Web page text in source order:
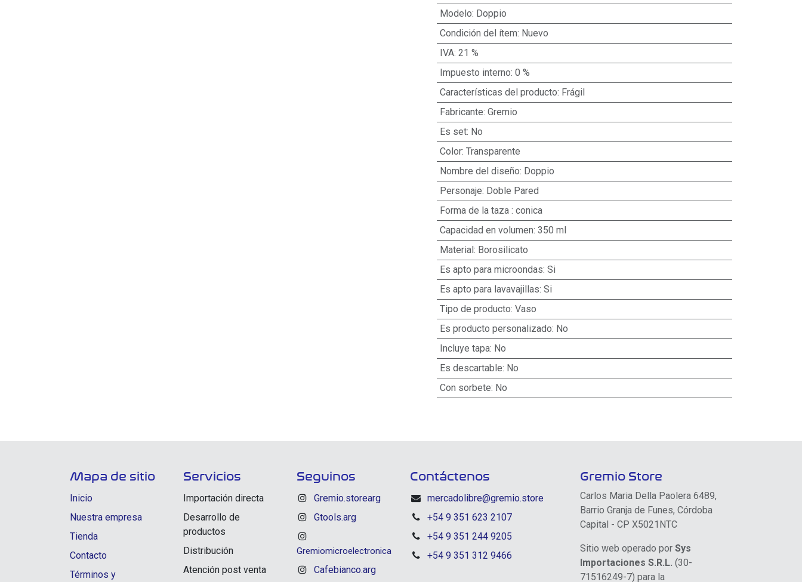
Modelo: Doppio
Condición del ítem: Nuevo
IVA: 21 %
Impuesto interno: 0 %
Características del producto: Frágil
Fabricante: Gremio
Es set: No
Color: Transparente
Nombre del diseño: Doppio
Personaje: Doble Pared
Forma de la taza : conica
Capacidad en volumen: 350 ml
Material: Borosilicato
Es apto para microondas: Si
Es apto para lavavajillas: Si
Tipo de producto: Vaso
Es producto personalizado: No
Incluye tapa: No
Es descartable: No
Con sorbete: No
Mapa de sitio
Inicio
Nuestra empresa
Tienda
Contacto
Términos y
Servicios
Importación directa
Desarrollo de
productos
Distribución
Atención post venta
Seguinos
Gremio.storearg
Gtools.arg
Gremiomicroelectronica
Cafebianco.arg
Contáctenos
mercadolibre@gremio.store
+54 9 351 623 2107
+54 9 351 244 9205
+54 9 351 312 9466
Gremio Store
Carlos Maria Della Paolera 6489,
Barrio Granja de Funes, Córdoba
Capital - CP X5021NTC
Sitio web operado por Sys
Importaciones S.R.L. (30-
71516249-7) para la